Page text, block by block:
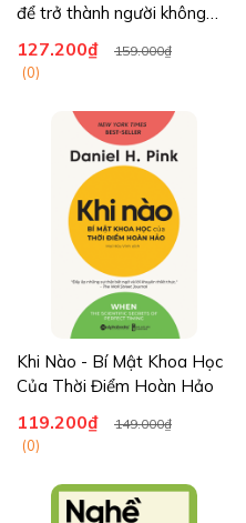
để trở thành người không
127.200₫ 159.000₫
(0)
Khi Nào - Bí Mật Khoa Học
Của Thời Điểm Hoàn Hảo
119.200₫ 149.000₫
(0)